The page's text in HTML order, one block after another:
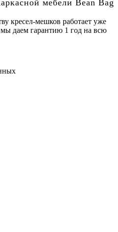
мебели Bean Bag
кресел-мешков работает уже
мы даем гарантию 1 год на всю